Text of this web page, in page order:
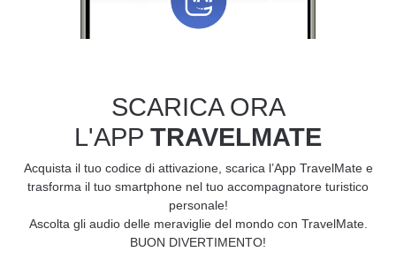
SCARICA ORA
L'APP TRAVELMATE
Acquista il tuo codice di attivazione, scarica l’App TravelMate e
trasforma il tuo smartphone nel tuo accompagnatore turistico
personale!
Ascolta gli audio delle meraviglie del mondo con TravelMate.
BUON DIVERTIMENTO!